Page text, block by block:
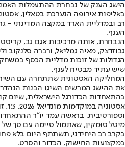
הישג הענק של נבחרת ההתעמלות
באליפות אירופה הנערכת בטאלין,
רב ובמדליית הארד במקצה המדינתי -
הענף.
הנבחרת, אותה מרכיבות אגם גב,
גבוזדצק, מאיה גמליאל, ורברה סלנקוב
הגדולות של זוכות מדליית הכסף
שיש עתיד מבטיח לענף.
המחליקה האסטונית שתתחרה עם השיר
את ההישג המרשים השיגו הבנות
בהתאחדות הכדורגל הישראלית, שיום
וספורטיבית, בראשה עמד יו"ר
בקרב רב היחידני, תשתתף היום בלא
במקצועות החישוק, הכדור והסרט.